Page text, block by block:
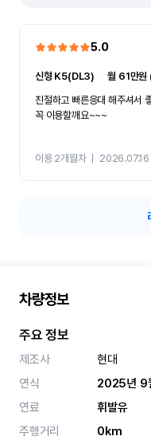
5.0
신형 K5(DL3) ㅣ월 61만원
친절하고 빠른응대 해주셔서
꼭 이용할깨요~~~
이용 2개월차ㅣ 2026.07.16
차량정보
주요 정보
제조사
현대
연식
2025년 9
연료
휘발유
주행거리
0km